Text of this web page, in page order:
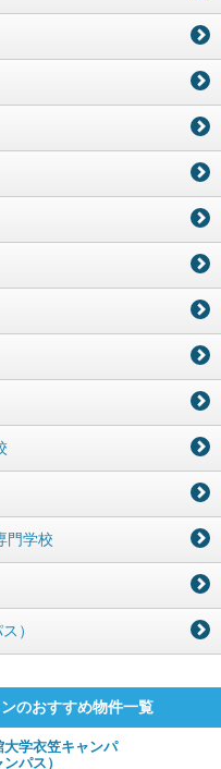
門学校
）
のおすすめ物件一覧
学衣笠キャンパ
パス）